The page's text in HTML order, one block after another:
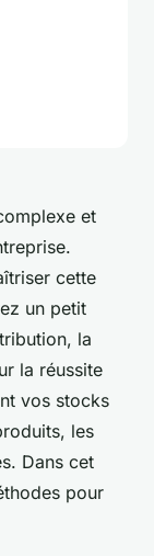
et
cette
un petit
la
la réussite
vos stocks
les
Dans cet
pour